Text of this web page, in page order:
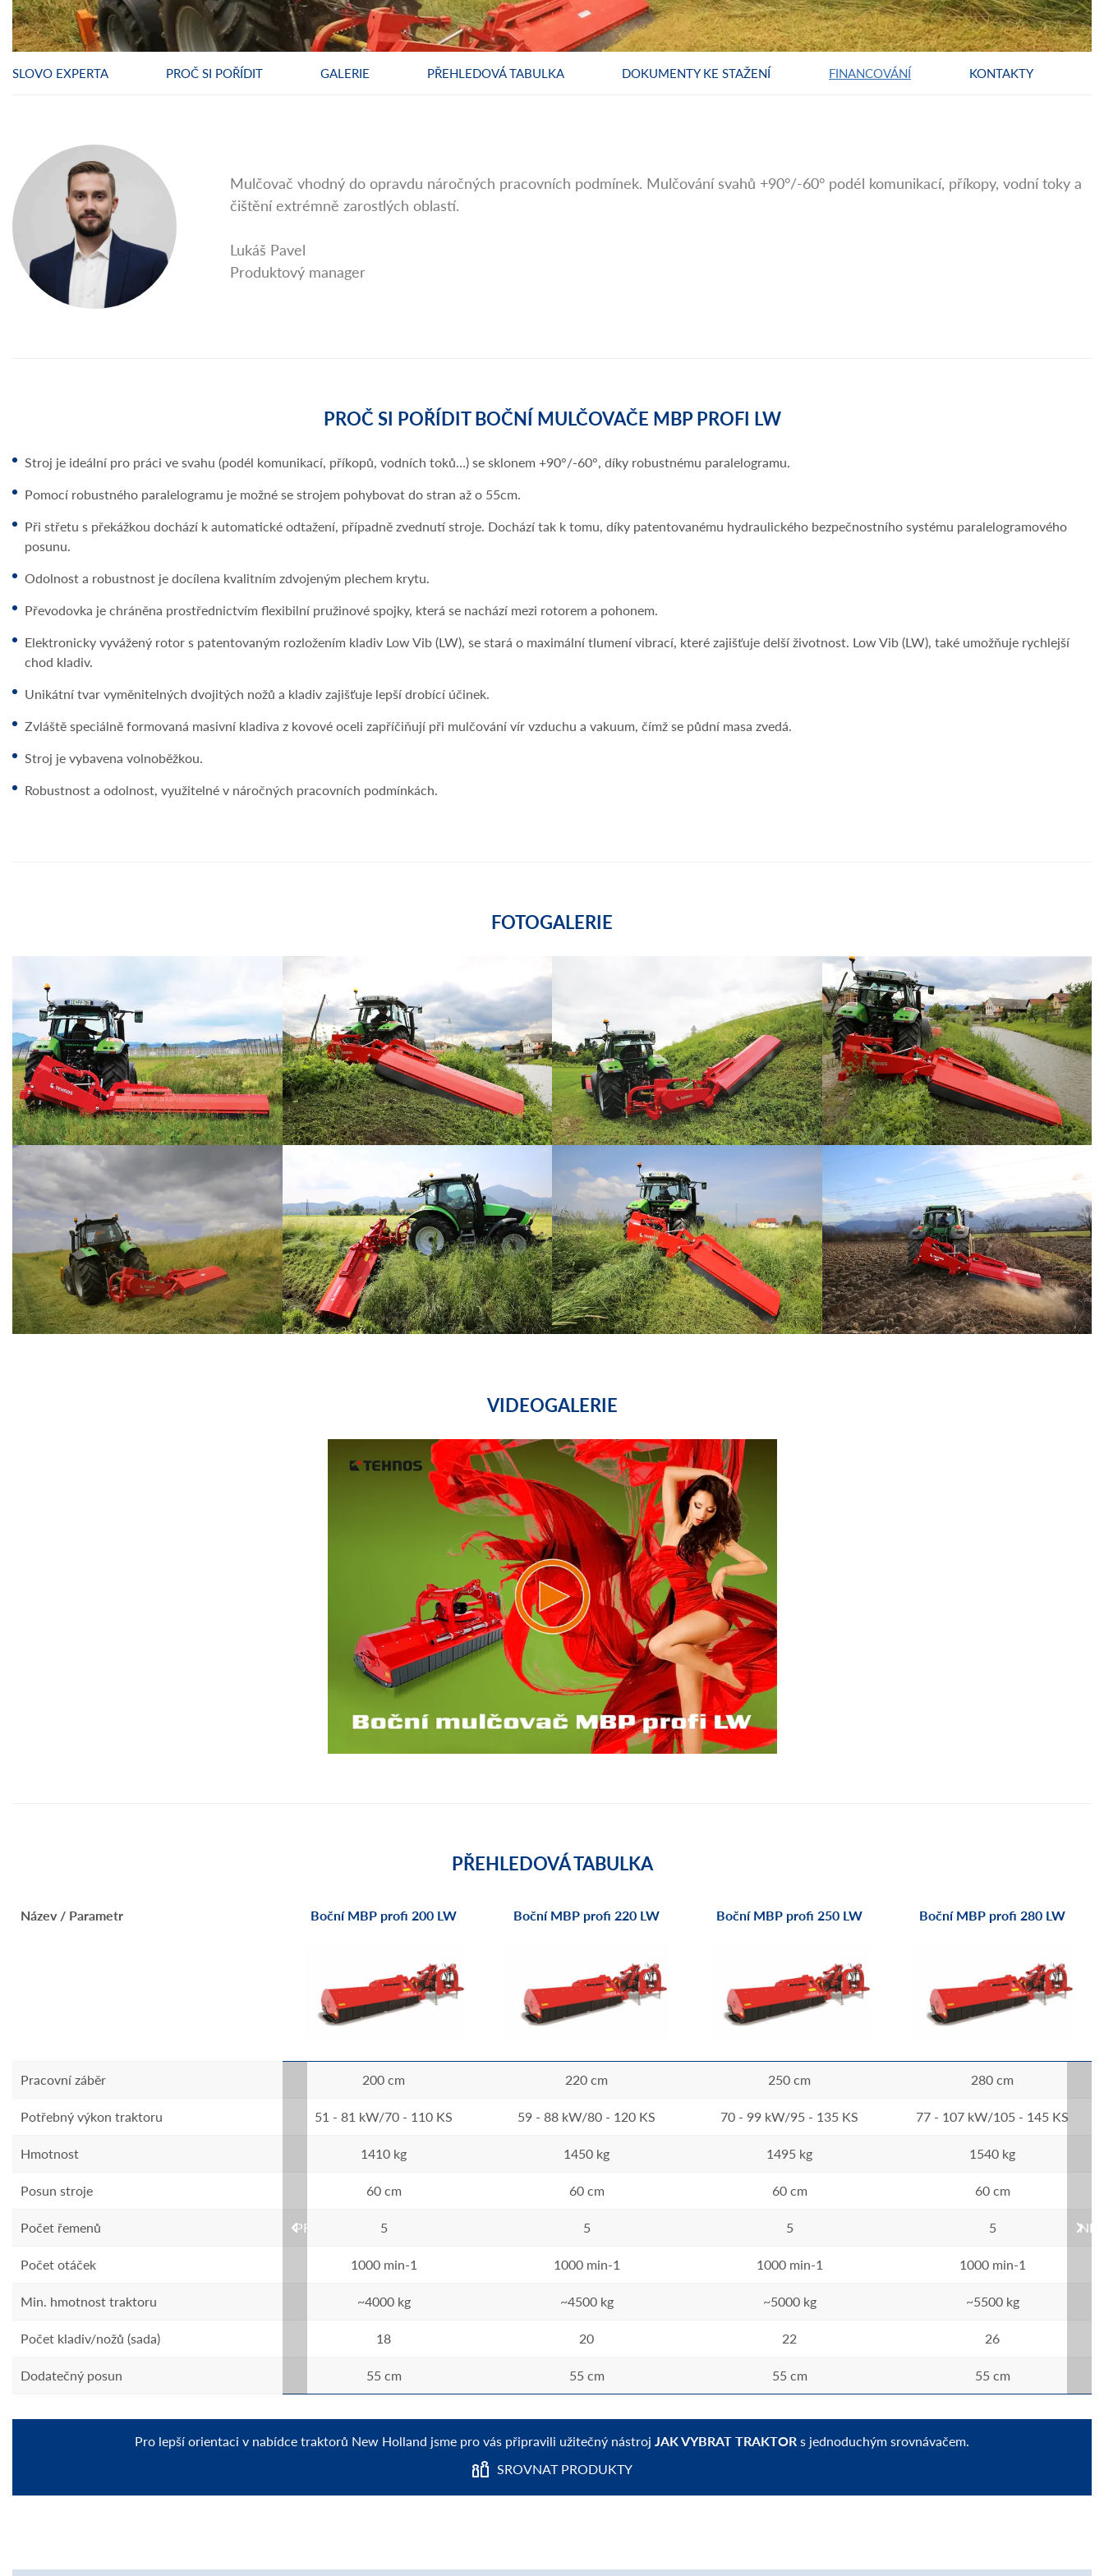
SLOVO EXPERTA PROČ SI POŘÍDIT GALERIE PŘEHLEDOVÁ TABULKA DOKUMENTY KE STAŽENÍ FINANCOVÁNÍ KONTAKTY
Mulčovač vhodný do opravdu náročných pracovních podmínek. Mulčování svahů +90°/-60° podél komunikací, příkopy, vodní toky a
čištění extrémně zarostlých oblastí.
Lukáš Pavel
Produktový manager
PROČ SI POŘÍDIT BOČNÍ MULČOVAČE MBP PROFI LW
Stroj je ideální pro práci ve svahu (podél komunikací, příkopů, vodních toků…) se sklonem +90°/-60°, díky robustnému paralelogramu.
Pomocí robustného paralelogramu je možné se strojem pohybovat do stran až o 55cm.
Při střetu s překážkou dochází k automatické odtažení, případně zvednutí stroje. Dochází tak k tomu, díky patentovanému hydraulického bezpečnostního systému paralelogramového
posunu.
Odolnost a robustnost je docílena kvalitním zdvojeným plechem krytu.
Převodovka je chráněna prostřednictvím flexibilní pružinové spojky, která se nachází mezi rotorem a pohonem.
Elektronicky vyvážený rotor s patentovaným rozložením kladiv Low Vib (LW), se stará o maximální tlumení vibrací, které zajišťuje delší životnost. Low Vib (LW), také umožňuje rychlejší
chod kladiv.
Unikátní tvar vyměnitelných dvojitých nožů a kladiv zajišťuje lepší drobící účinek.
Zvláště speciálně formovaná masivní kladiva z kovové oceli zapříčiňují při mulčování vír vzduchu a vakuum, čímž se půdní masa zvedá.
Stroj je vybavena volnoběžkou.
Robustnost a odolnost, využitelné v náročných pracovních podmínkách.
FOTOGALERIE
VIDEOGALERIE
PŘEHLEDOVÁ TABULKA
Název / Parametr
Pracovní záběr
Potřebný výkon traktoru
Hmotnost
Posun stroje
Počet řemenů
Počet otáček
Min. hmotnost traktoru
Počet kladiv/nožů (sada)
Dodatečný posun
PREVIOUS
170 LW
80 KS
Boční MBL lehký 200 LW
48 - 63 kW/65 - 85 KS
~4000 kg
Boční MBP profi 200 LW
200 cm
51 - 81 kW/70 - 110 KS
1410 kg
60 cm
5
1000 min-1
~4000 kg
18
55 cm
Boční MBP profi 220 LW
220 cm
59 - 88 kW/80 - 120 KS
1450 kg
60 cm
5
1000 min-1
~4500 kg
20
55 cm
Boční MBP profi 250 LW
250 cm
70 - 99 kW/95 - 135 KS
1495 kg
60 cm
5
1000 min-1
~5000 kg
22
55 cm
Boční MBP profi 280 LW
280 cm
77 - 107 kW/105 - 145 KS
1540 kg
60 cm
5
1000 min-1
~5500 kg
26
55 cm
Pro lepší orientaci v nabídce traktorů New Holland jsme pro vás připravili užitečný nástroj JAK VYBRAT TRAKTORs jednoduchým srovnávačem.
SROVNAT PRODUKTY